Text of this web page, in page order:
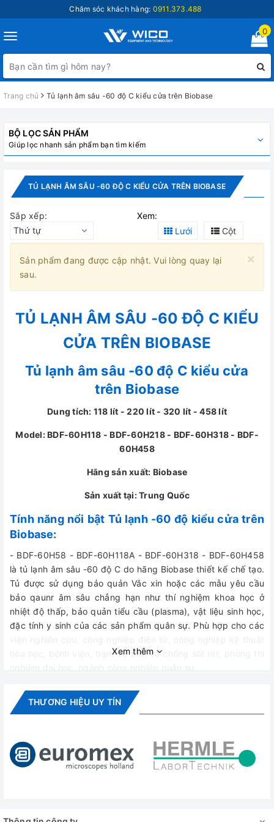
Chăm sóc khách hàng: 0911.373.488
Toggle
navigation
0
Trang chủ Tủ lạnh âm sâu -60 độ C kiểu cửa trên Biobase
BỘ LỌC SẢN PHẨM
Giúp lọc nhanh sản phẩm bạn tìm kiếm
TỦ LẠNH ÂM SÂU -60 ĐỘ C KIỂU CỬA TRÊN BIOBASE
Sắp xếp:
Thứ tự
Xem:
Lưới
Cột
×
Sản phẩm đang được cập nhật. Vui lòng quay lại
sau.
TỦ LẠNH ÂM SÂU -60 ĐỘ C KIỂU
CỬA TRÊN BIOBASE
Tủ lạnh âm sâu -60 độ C kiểu cửa
trên Biobase
Dung tích: 118 lít - 220 lít - 320 lít - 458 lít
Model: BDF-60H118 - BDF-60H218 - BDF-60H318 - BDF-
60H458
Hãng sản xuất: Biobase
Sản xuất tại: Trung Quốc
Tính năng nổi bật Tủ lạnh -60 độ kiểu cửa trên
Biobase:
- BDF-60H58 - BDF-60H118A - BDF-60H318 - BDF-60H458
là tủ lạnh âm sâu -60 độ C do hãng Biobase thiết kế chế tạo.
Tủ được sử dụng bảo quản Vắc xin hoặc các mẫu yêu cầu
bảo qaunr âm sâu chẳng hạn như thí nghiệm khoa học ở
nhiệt độ thấp, bảo quản tiểu cầu (plasma), vật liệu sinh học,
đặc tính y sinh của các sản phẩm quân sự. Phù hợp cho các
hóa học, bệnh viện, trạm vệ sinh và chống sốt rét, phòng thí
- Đặc biệt tủ rất phù hợp cho việc bảo quản các loại Vacxin
Covid 19 có yêu cầu bảo quản khắt khe trong điều kiện âm
COVID-19 của hãng Moderna (-15 đến -50 độ C/ 2-8 độ C)
Điều khiển và kiểm soát tốt nhiệt độ - Độ đồng đều - Ổn định
Xem thêm
THƯƠNG HIỆU UY TÍN